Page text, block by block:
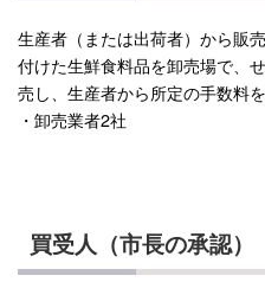
生産者（または出荷者）から販
付けた生鮮食料品を卸売場で、
売し、生産者から所定の手数料を
・卸売業者2社
買受人（市長の承認）